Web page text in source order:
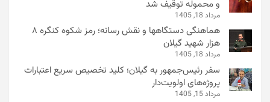
و محموله توقیف شد
مرداد 18, 1405
هماهنگی دستگاهها و نقش رسانه؛ رمز شکوه کنگره ۸
هزار شهید گیلان
مرداد 18, 1405
سفر رئیس‌جمهور به گیلان؛ کلید تخصیص سریع اعتبارات
پروژه‌های اولویت‌دار
مرداد 15, 1405